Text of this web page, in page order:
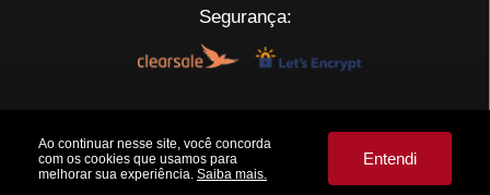
Ao continuar nesse site, você concorda
com os cookies que usamos para
melhorar sua experiência. Saiba mais.
Entendi
Segurança: